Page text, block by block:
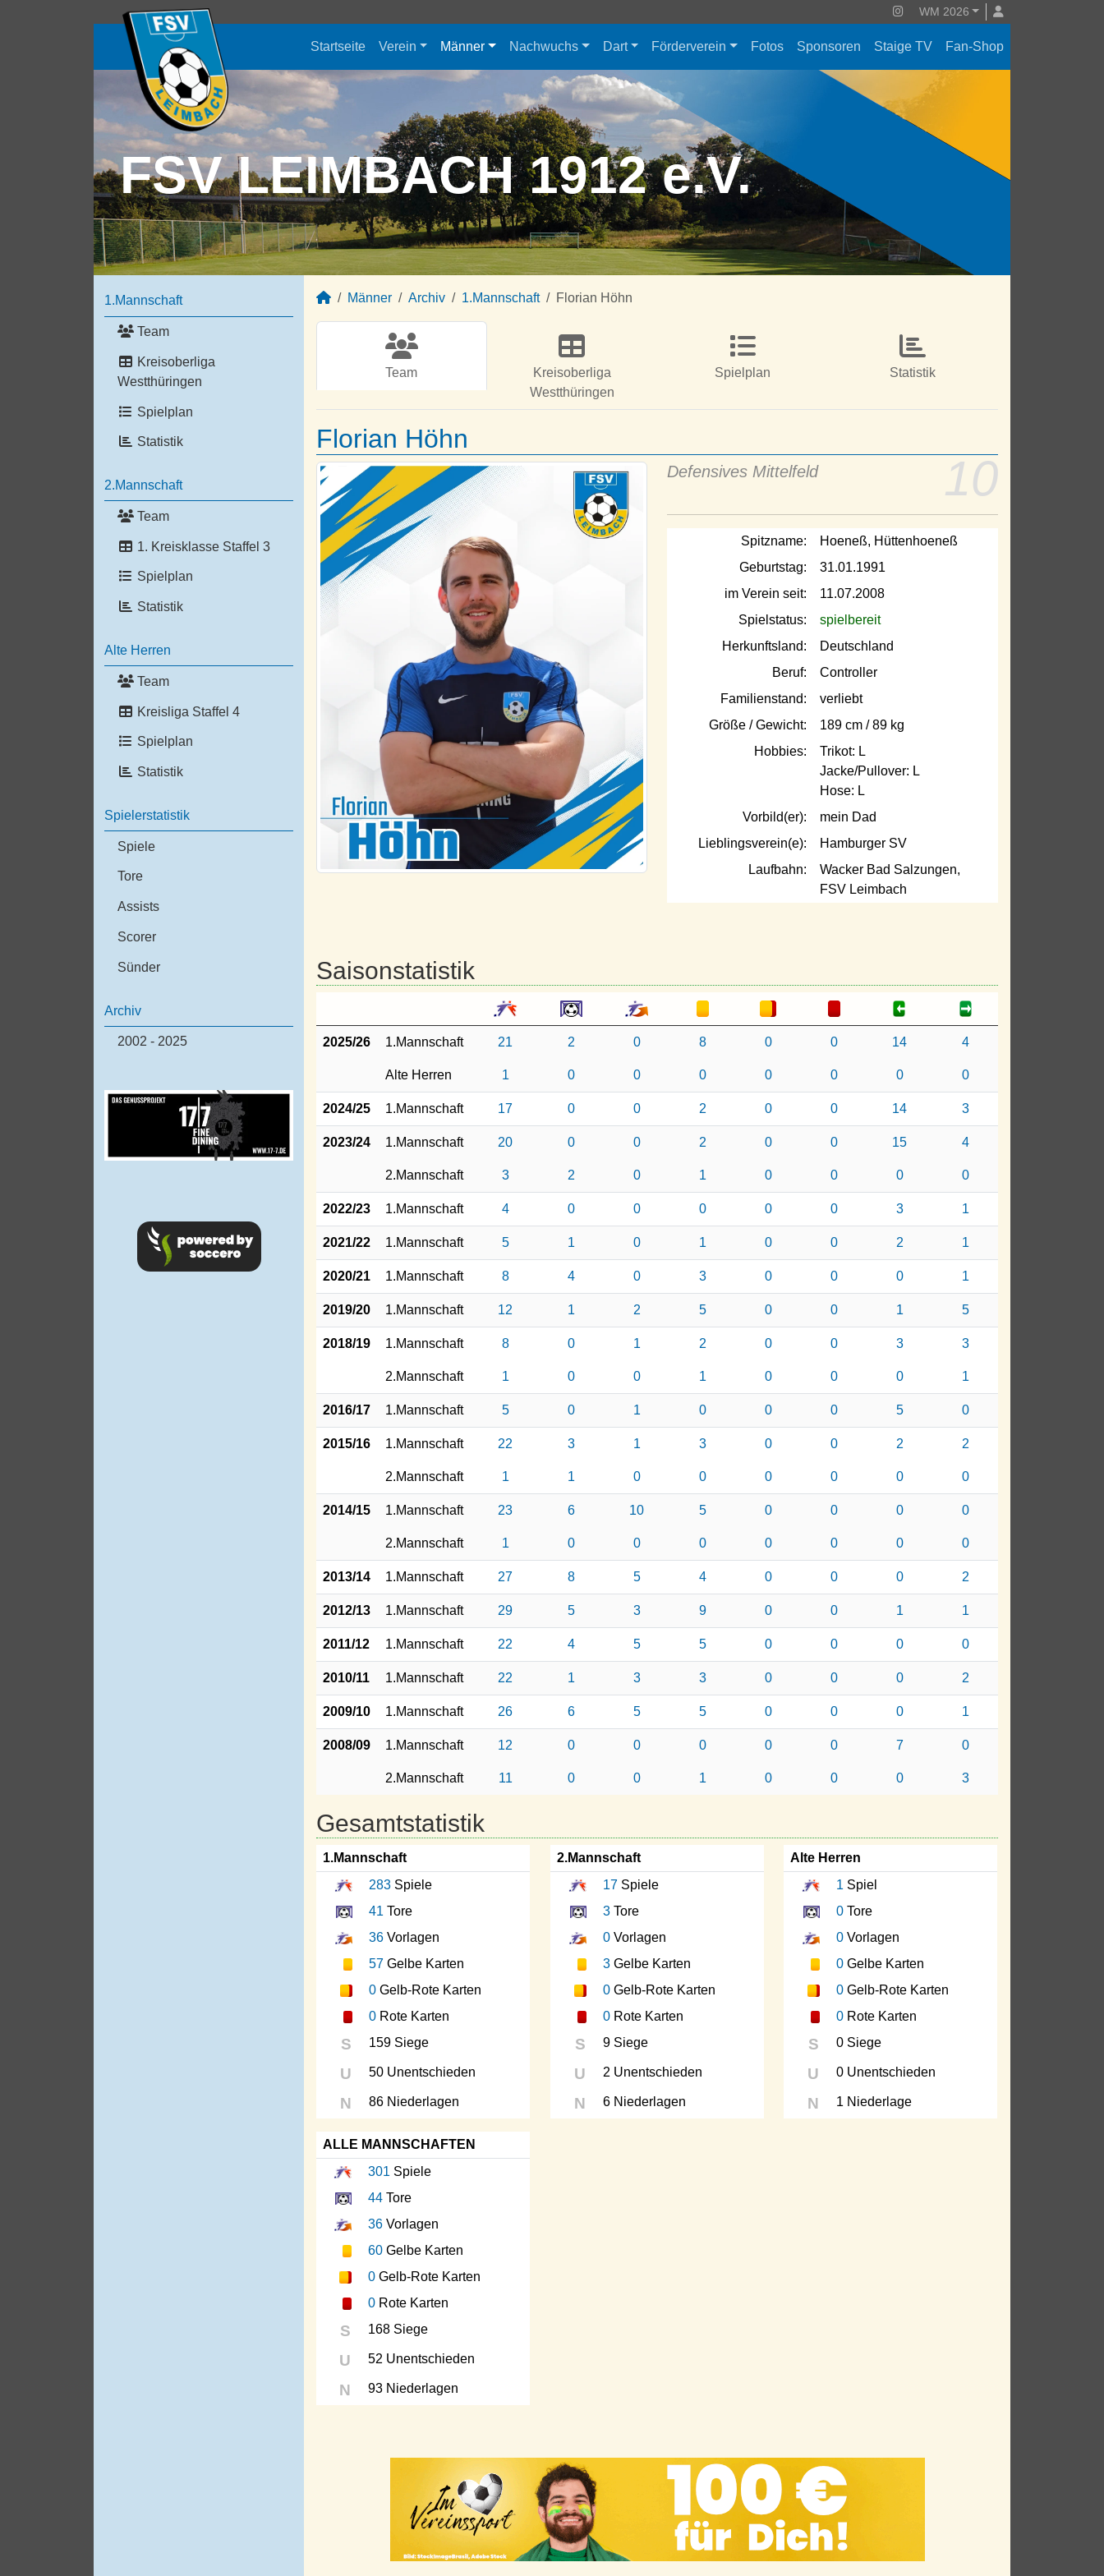
WM 2026
Startseite Verein Männer Nachwuchs Dart Förderverein Fotos Sponsoren Staige TV Fan-Shop
FSV LEIMBACH 1912 e.V.
1.Mannschaft
Team
Kreisoberliga
Westthüringen
Spielplan
Statistik
2.Mannschaft
Team
1. Kreisklasse Staffel 3
Spielplan
Statistik
Alte Herren
Team
Kreisliga Staffel 4
Spielplan
Statistik
Spielerstatistik
Spiele
Tore
Assists
Scorer
Sünder
Archiv
2002 - 2025
Männer Archiv 1.Mannschaft Florian Höhn
Team
Kreisoberliga
Westthüringen
Spielplan Statistik
Florian Höhn
10
Defensives Mittelfeld
Spitzname:
Hoeneß, Hüttenhoeneß
Geburtstag:
31.01.1991
im Verein seit:
11.07.2008
Spielstatus:
spielbereit
Herkunftsland:
Deutschland
Beruf:
Controller
Familienstand:
verliebt
Größe / Gewicht:
189 cm / 89 kg
Hobbies:
Trikot: L
Jacke/Pullover: L
Hose: L
Vorbild(er):
mein Dad
Lieblingsverein(e):
Hamburger SV
Laufbahn:
Wacker Bad Salzungen,
FSV Leimbach
Saisonstatistik
2025/26 1.Mannschaft 21 2 0 8 0 0 14 4
Alte Herren 1 0 0 0 0 0 0 0
2024/25 1.Mannschaft 17 0 0 2 0 0 14 3
2023/24 1.Mannschaft 20 0 0 2 0 0 15 4
2.Mannschaft 3 2 0 1 0 0 0 0
2022/23 1.Mannschaft 4 0 0 0 0 0 3 1
2021/22 1.Mannschaft 5 1 0 1 0 0 2 1
2020/21 1.Mannschaft 8 4 0 3 0 0 0 1
2019/20 1.Mannschaft 12 1 2 5 0 0 1 5
2018/19 1.Mannschaft 8 0 1 2 0 0 3 3
2.Mannschaft 1 0 0 1 0 0 0 1
2016/17 1.Mannschaft 5 0 1 0 0 0 5 0
2015/16 1.Mannschaft 22 3 1 3 0 0 2 2
2.Mannschaft 1 1 0 0 0 0 0 0
2014/15 1.Mannschaft 23 6 10 5 0 0 0 0
2.Mannschaft 1 0 0 0 0 0 0 0
2013/14 1.Mannschaft 27 8 5 4 0 0 0 2
2012/13 1.Mannschaft 29 5 3 9 0 0 1 1
2011/12 1.Mannschaft 22 4 5 5 0 0 0 0
2010/11 1.Mannschaft 22 1 3 3 0 0 0 2
2009/10 1.Mannschaft 26 6 5 5 0 0 0 1
2008/09 1.Mannschaft 12 0 0 0 0 0 7 0
2.Mannschaft 11 0 0 1 0 0 0 3
Gesamtstatistik
1.Mannschaft
283 Spiele
41 Tore
36 Vorlagen
57 Gelbe Karten
0 Gelb-Rote Karten
0 Rote Karten
S 159 Siege
U 50 Unentschieden
N 86 Niederlagen
2.Mannschaft
17Spiele
3Tore
0Vorlagen
3Gelbe Karten
0Gelb-Rote Karten
0Rote Karten
S 9 Siege
U 2 Unentschieden
N 6 Niederlagen
Alte Herren
1 Spiel
0 Tore
0 Vorlagen
0 Gelbe Karten
0 Gelb-Rote Karten
0 Rote Karten
S 0 Siege
U 0 Unentschieden
N 1 Niederlage
ALLE MANNSCHAFTEN
301 Spiele
44 Tore
36 Vorlagen
60 Gelbe Karten
0 Gelb-Rote Karten
0 Rote Karten
S 168 Siege
U 52 Unentschieden
N 93 Niederlagen